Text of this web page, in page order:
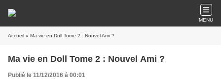
MENU
Accueil » Ma vie en Doll Tome 2 : Nouvel Ami ?
Ma vie en Doll Tome 2 : Nouvel Ami ?
Publié le 11/12/2016 à 00:01